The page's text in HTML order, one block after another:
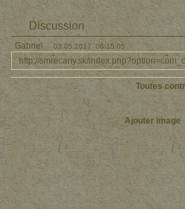
Discussion
Gabriel03.05.2017 06:15:05
http://smrecany.sk/
Toutes
Ajouter image